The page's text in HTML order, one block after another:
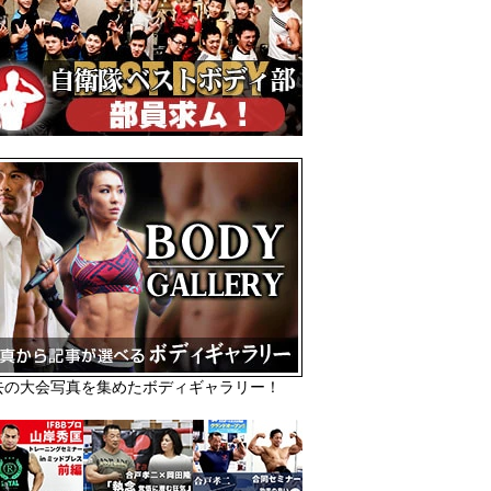
の大会写真を集めたボディギャラリー！